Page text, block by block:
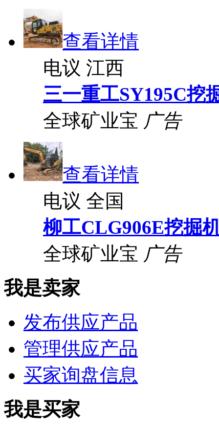
查看详情
电议 江西
三一重工SY195C挖
全球矿业宝 广告
查看详情
电议 全国
柳工CLG906E挖掘
全球矿业宝 广告
我是卖家
发布供应产品
管理供应产品
买家询盘信息
我是买家